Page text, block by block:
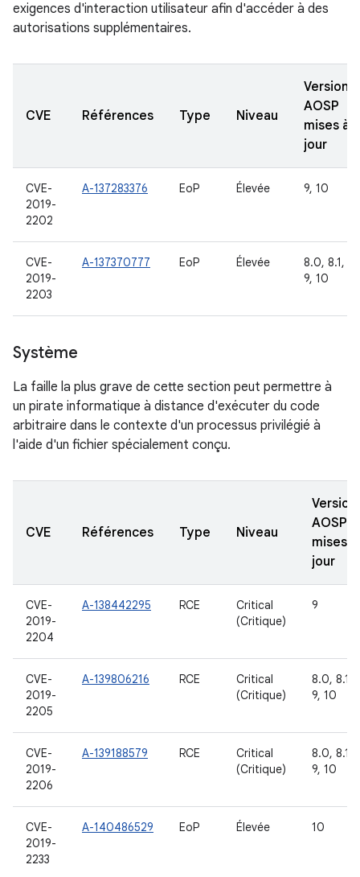
exigences d'interaction utilisateur afin d'accéder à des
autorisations supplémentaires.
CVE Références Type Niveau
Versions
AOSP
mises à
jour
CVE-
2019-
2202
A-137283376 EoP Élevée 9, 10
CVE-
2019-
2203
A-137370777 EoP Élevée
8.0, 8.1,
9, 10
Système
La faille la plus grave de cette section peut permettre à
un pirate informatique à distance d'exécuter du code
arbitraire dans le contexte d'un processus privilégié à
l'aide d'un fichier spécialement conçu.
CVE Références Type Niveau
AOSP
mises à
jour
CVE-
2019-
2204
A-138442295 RCE
Critical
(Critique)
9
CVE-
2019-
2205
A-139806216 RCE
Critical
(Critique)
8.0, 8.1,
9, 10
CVE-
2019-
2206
A-139188579 RCE
Critical
(Critique)
8.0, 8.1,
9, 10
CVE-
2019-
2233
A-140486529 EoP Élevée 10